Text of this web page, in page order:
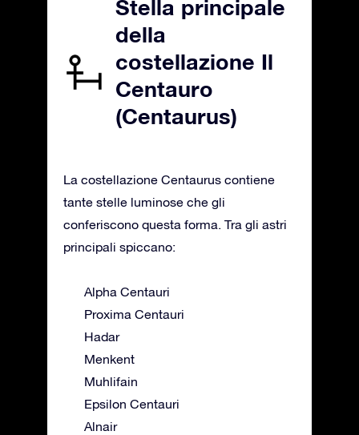
Stella principale
della
costellazione Il
Centauro
(Centaurus)
La costellazione Centaurus contiene
tante stelle luminose che gli
conferiscono questa forma. Tra gli astri
principali spiccano:
Alpha Centauri
Proxima Centauri
Hadar
Menkent
Muhlifain
Epsilon Centauri
Alnair